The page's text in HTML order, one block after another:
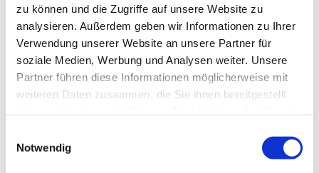
zu können und die Zugriffe auf unsere Website zu
analysieren. Außerdem geben wir Informationen zu Ihrer
Verwendung unserer Website an unsere Partner für
soziale Medien, Werbung und Analysen weiter. Unsere
Partner führen diese Informationen möglicherweise mit
weiteren Daten zusammen, die Sie ihnen bereitgestellt
Notwendig
Dies könnte Sie auch